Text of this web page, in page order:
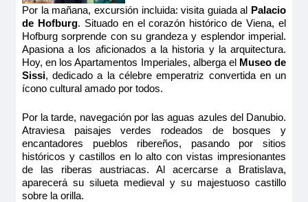
Por la mañana, excursión incluida: visita guiada al Palacio
de Hofburg. Situado en el corazón histórico de Viena, el
Hofburg sorprende con su grandeza y esplendor imperial.
Apasiona a los aficionados a la historia y la arquitectura.
Hoy, en los Apartamentos Imperiales, alberga el Museo de
Sissi, dedicado a la célebre emperatriz convertida en un
ícono cultural amado por todos.
Por la tarde, navegación por las aguas azules del Danubio.
Atraviesa paisajes verdes rodeados de bosques y
encantadores pueblos ribereños, pasando por sitios
históricos y castillos en lo alto con vistas impresionantes
de las riberas austriacas. Al acercarse a Bratislava,
aparecerá su silueta medieval y su majestuoso castillo
sobre la orilla.